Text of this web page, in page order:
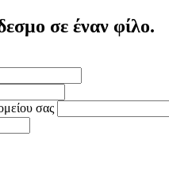
σε έναν φίλο.
σας